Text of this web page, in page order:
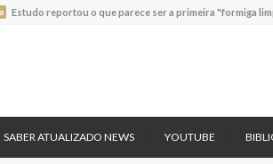
Nova espécie descrita de aranha usa uma sofisticada
SABER ATUALIZADO NEWS YOUTUBE